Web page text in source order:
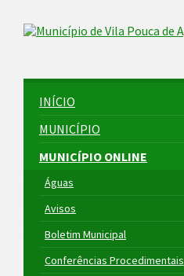
Skip to content
right
footer
INÍCIO
MUNICÍPIO
MUNICÍPIO ONLINE
Águas
Avisos
Boletim Municipal
Conferências Procedimentais